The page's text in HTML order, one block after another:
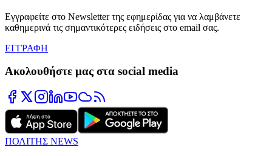
Εγγραφείτε στο Newsletter της εφημερίδας για να λαμβάνετε
καθημερινά τις σημαντικότερες ειδήσεις στο email σας.
ΕΓΓΡΑΦΗ
Ακολουθήστε μας στα social media
ΠΟΛΙΤΗΣ NEWS